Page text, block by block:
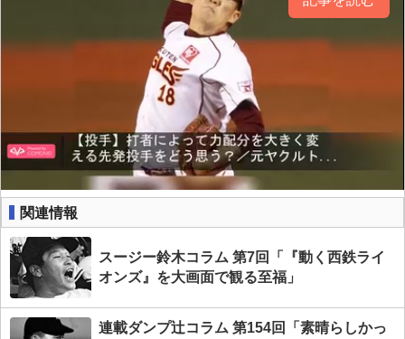
関連情報
スージー鈴木コラム 第7回「『動く西鉄ライ
オンズ』を大画面で観る至福」
連載ダンプ辻コラム 第154回「素晴らしかっ